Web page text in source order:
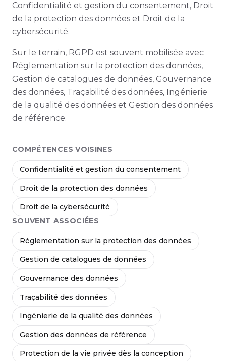
Confidentialité et gestion du consentement, Droit
de la protection des données et Droit de la
cybersécurité.
Sur le terrain, RGPD est souvent mobilisée avec
Réglementation sur la protection des données,
Gestion de catalogues de données, Gouvernance
des données, Traçabilité des données, Ingénierie
de la qualité des données et Gestion des données
de référence.
COMPÉTENCES VOISINES
Confidentialité et gestion du consentement
Droit de la protection des données
Droit de la cybersécurité
SOUVENT ASSOCIÉES
Réglementation sur la protection des données
Gestion de catalogues de données
Gouvernance des données
Traçabilité des données
Ingénierie de la qualité des données
Gestion des données de référence
Protection de la vie privée dès la conception